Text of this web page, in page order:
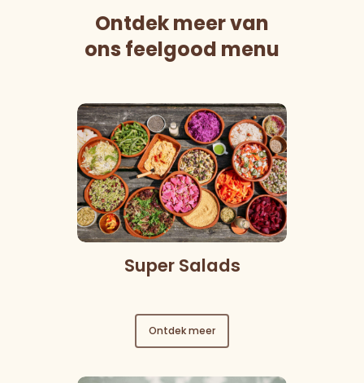
Ontdek meer van
ons feelgood menu
Super Salads
Ontdek meer